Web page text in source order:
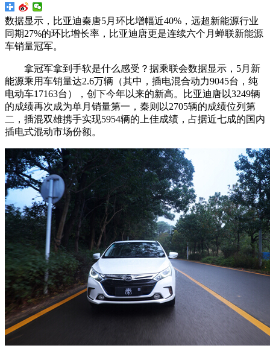
数据显示，比亚迪秦唐5月环比增幅近40%，远超新能源行业
同期27%的环比增长率，比亚迪唐更是连续六个月蝉联新能源
车销量冠军。
拿冠军拿到手软是什么感受？据乘联会数据显示，5月新
能源乘用车销量达2.6万辆（其中，插电混合动力9045台，纯
电动车17163台），创下今年以来的新高。比亚迪唐以3249辆
的成绩再次成为单月销量第一，秦则以2705辆的成绩位列第
二，插混双雄携手实现5954辆的上佳成绩，占据近七成的国内
插电式混动市场份额。